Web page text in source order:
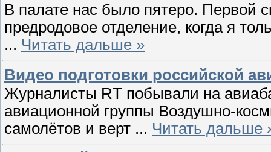
В палате нас было пятеро. Первой
предродовое отделение, когда я
... Читать дальше »
Видео подготовки российской
Журналисты RT побывали на
авиационной группы Воздушно-
самолётов и верт ... Читать дальше